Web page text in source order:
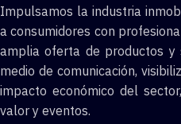
Impulsamos la industria
a consumidores con
amplia oferta de productos y
medio de comunicación,
impacto económico del
valor y eventos.